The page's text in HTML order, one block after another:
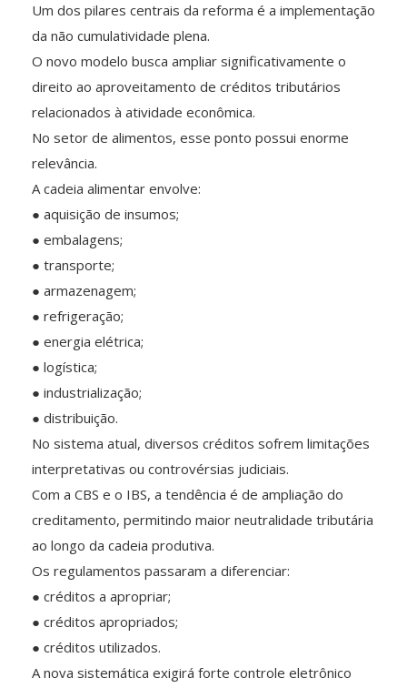
Um dos pilares centrais da reforma é a implementação
da não cumulatividade plena.
O novo modelo busca ampliar significativamente o
direito ao aproveitamento de créditos tributários
relacionados à atividade econômica.
No setor de alimentos, esse ponto possui enorme
relevância.
A cadeia alimentar envolve:
● aquisição de insumos;
● embalagens;
● transporte;
● armazenagem;
● refrigeração;
● energia elétrica;
● logística;
● industrialização;
● distribuição.
No sistema atual, diversos créditos sofrem limitações
interpretativas ou controvérsias judiciais.
Com a CBS e o IBS, a tendência é de ampliação do
creditamento, permitindo maior neutralidade tributária
ao longo da cadeia produtiva.
Os regulamentos passaram a diferenciar:
● créditos a apropriar;
● créditos apropriados;
● créditos utilizados.
A nova sistemática exigirá forte controle eletrônico